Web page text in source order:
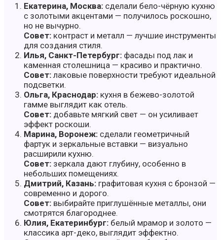
Екатерина, Москва: сделали бело-чёрную кухню
с золотыми акцентами — получилось роскошно,
но не вычурно.
Совет: контраст и металл — лучшие инструменты
для создания стиля.
Илья, Санкт-Петербург: фасады под лак и
каменная столешница — красиво и практично.
Совет: лаковые поверхности требуют идеальной
подсветки.
Ольга, Краснодар: кухня в бежево-золотой
гамме выглядит как отель.
Совет: добавьте мягкий свет — он усиливает
эффект роскоши.
Марина, Воронеж: сделали геометричный
фартук и зеркальные вставки — визуально
расширили кухню.
Совет: зеркала дают глубину, особенно в
небольших помещениях.
Дмитрий, Казань: графитовая кухня с бронзой —
современно и дорого.
Совет: выбирайте приглушённые металлы, они
смотрятся благороднее.
Юлия, Екатеринбург: белый мрамор и золото —
классика арт-деко, выглядит эффектно.